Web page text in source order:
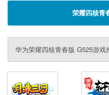
荣耀四核青
华为荣耀四核青春版 G525游戏